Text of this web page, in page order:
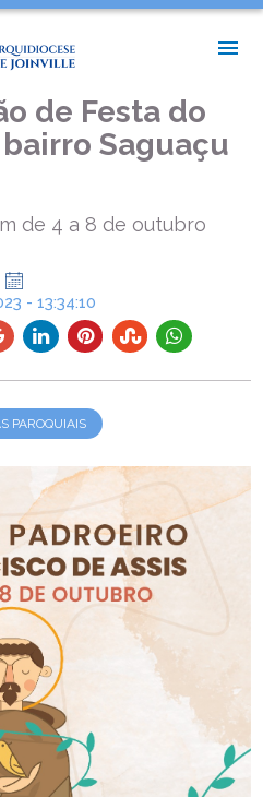
PADROEIRO NO BAIRRO SAGUAÇU
de Festa do
Saguaçu
de 4 a 8 de outubro
- 13:34:10
PAROQUIAIS